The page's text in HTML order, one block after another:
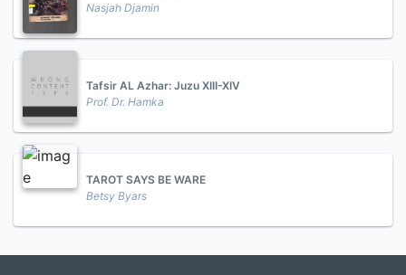
Nasjah Djamin
Tafsir AL Azhar: Juzu XIII-XIV
Prof. Dr. Hamka
TAROT SAYS BE WARE
Betsy Byars